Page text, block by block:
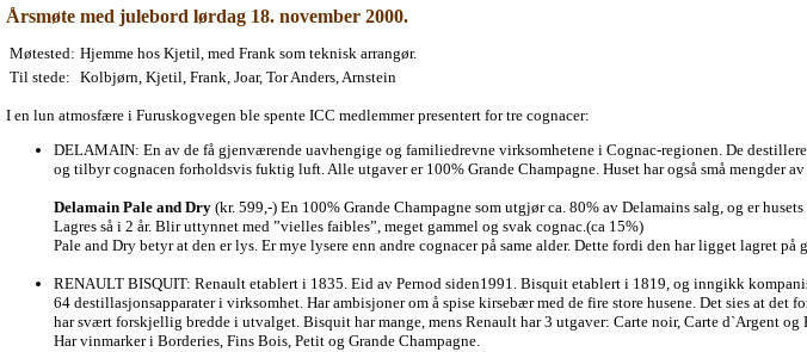
Årsmøte med julebord lørdag 18. november 2000.
Møtested: Hjemme hos Kjetil, med Frank som teknisk arrangør.
Til stede: Kolbjørn, Kjetil, Frank, Joar, Tor Anders, Arnstein
I en lun atmosfære i Furuskogvegen ble spente ICC medlemmer presentert for tre cognacer:
DELAMAIN: En av de få gjenværende uavhengige og familiedrevne virksomhetene i Cognac-regionen. De
og tilbyr cognacen forholdsvis fuktig luft. Alle utgaver er 100% Grande Champagne. Huset har også små mengder
Delamain Pale and Dry (kr. 599,-) En 100% Grande Champagne som utgjør ca. 80% av Delamains salg, og er
Lagres så i 2 år. Blir uttynnet med ”vielles faibles”, meget gammel og svak cognac.(ca 15%)
Pale and Dry betyr at den er lys. Er mye lysere enn andre cognacer på same alder. Dette fordi den har ligget lagret
RENAULT BISQUIT: Renault etablert i 1835. Eid av Pernod siden1991. Bisquit etablert i 1819, og inngikk
64 destillasjonsapparater i virksomhet. Har ambisjoner om å spise kirsebær med de fire store husene. Det sies at
har svært forskjellig bredde i utvalget. Bisquit har mange, mens Renault har 3 utgaver: Carte noir, Carte d`Argent
Har vinmarker i Borderies, Fins Bois, Petit og Grande Champagne.